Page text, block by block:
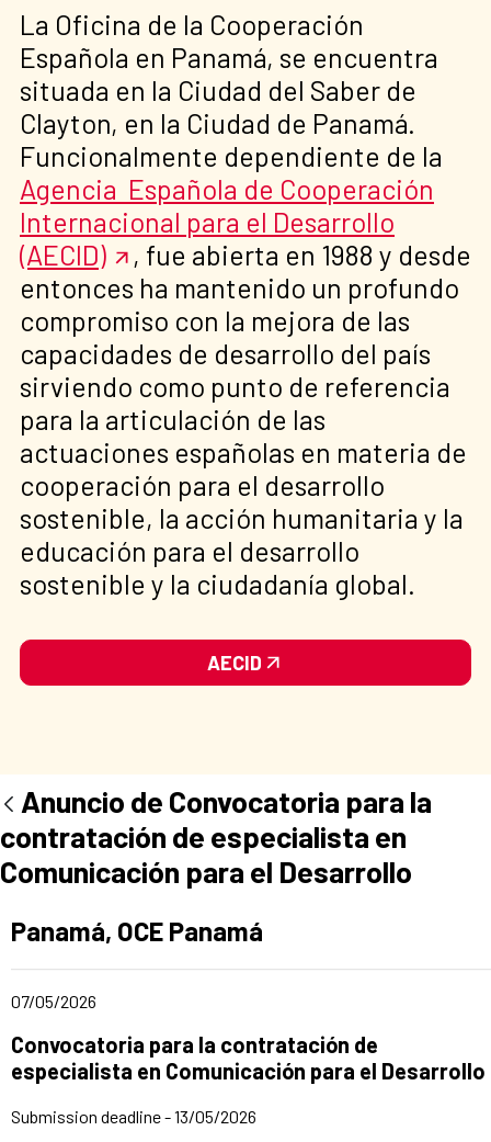
La Oficina de la Cooperación
Española en Panamá, se encuentra
situada en la Ciudad del Saber de
Clayton, en la Ciudad de Panamá.
Funcionalmente dependiente de la
Agencia Española de Cooperación
Internacional para el Desarrollo
(AECID)
, fue abierta en 1988 y desde
entonces ha mantenido un profundo
compromiso con la mejora de las
capacidades de desarrollo del país
sirviendo como punto de referencia
para la articulación de las
actuaciones españolas en materia de
cooperación para el desarrollo
sostenible, la acción humanitaria y la
educación para el desarrollo
sostenible y la ciudadanía global.
AECID
Anuncio de Convocatoria para la
contratación de especialista en
Comunicación para el Desarrollo
Ad section:
Panamá, OCE Panamá
Date of publication of the news item
07/05/2026
Title of the announcement:
Convocatoria para la contratación de
especialista en Comunicación para el Desarrollo
Submission deadline - 13/05/2026